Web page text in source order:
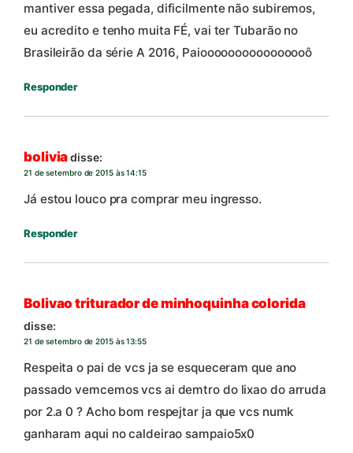
mantiver essa pegada, dificilmente não subiremos,
eu acredito e tenho muita FÉ, vai ter Tubarão no
Brasileirão da série A 2016, Paioooooooooooooooô
Responder
boliviadisse:
21 de setembro de 2015 às 14:15
Já estou louco pra comprar meu ingresso.
Responder
Bolivao triturador de minhoquinha colorida
disse:
21 de setembro de 2015 às 13:55
Respeita o pai de vcs ja se esqueceram que ano
passado vemcemos vcs ai demtro do lixao do arruda
por 2.a 0 ? Acho bom respejtar ja que vcs numk
ganharam aqui no caldeirao sampaio5x0